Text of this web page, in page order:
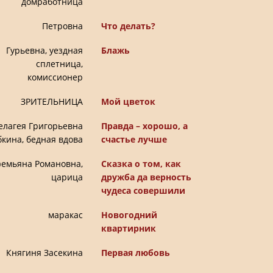
Петровна Что делать?
Гурьевна, уездная
сплетница,
комиссионер
Блажь
ЗРИТЕЛЬНИЦА Мой цветок
Григорьевна
бедная вдова
Правда – хорошо, а
счастье лучше
Романовна,
царица
Сказка о том, как
дружба да верность
чудеса совершили
маракас
Новогодний
квартирник
Княгиня Засекина Первая любовь